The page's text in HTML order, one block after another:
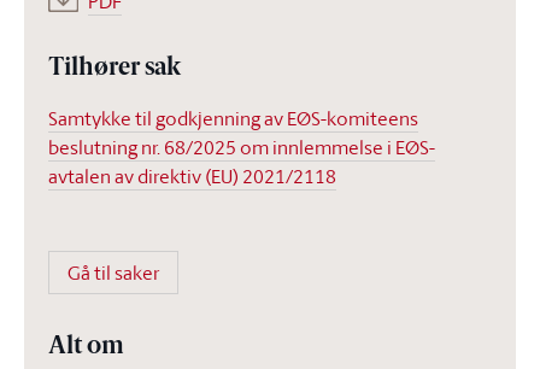
Tilhører sak
Samtykke til godkjenning av EØS-komiteens
beslutning nr. 68/2025 om innlemmelse i EØS-
avtalen av direktiv (EU) 2021/2118
Gå til saker
Alt om